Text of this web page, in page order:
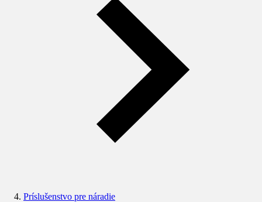
Príslušenstvo pre náradie